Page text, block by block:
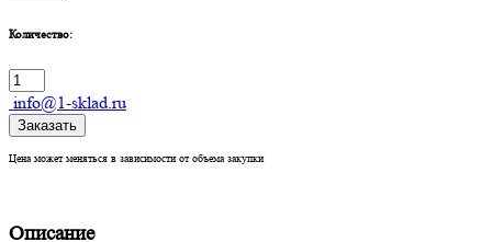
Количество:
info@1-sklad.ru
Заказать
Цена может меняться в зависимости от объема закупки
Описание